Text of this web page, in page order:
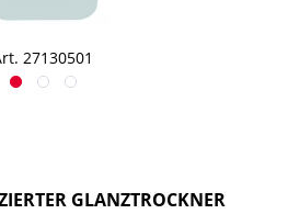
27130501
GLANZTROCKNER